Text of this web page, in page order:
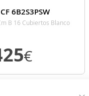
6B2S3PSW
B 16 Cubiertos Blanco
€